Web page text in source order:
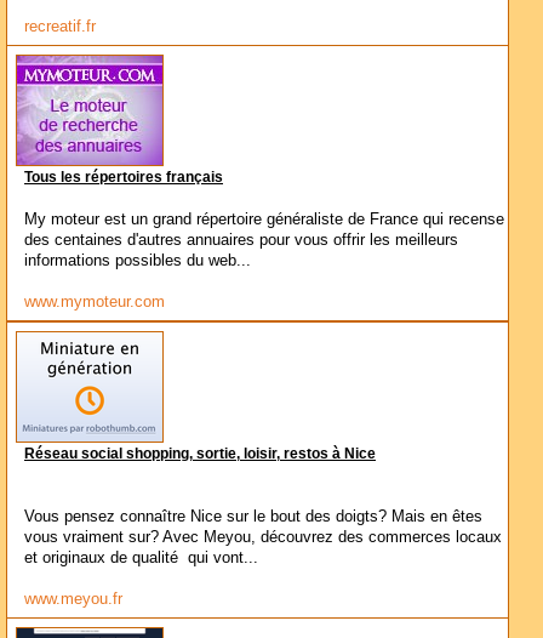
recreatif.fr
Tous les répertoires français
My moteur est un grand répertoire généraliste de France qui recense
des centaines d'autres annuaires pour vous offrir les meilleurs
informations possibles du web...
www.mymoteur.com
Réseau social shopping, sortie, loisir, restos à Nice
Vous pensez connaître Nice sur le bout des doigts? Mais en êtes
vous vraiment sur? Avec Meyou, découvrez des commerces locaux
et originaux de qualité qui vont...
www.meyou.fr